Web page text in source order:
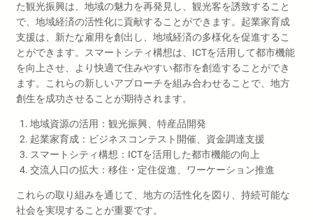
た観光振興は、地域の魅力を再発見し、観光客を誘致すること
で、地域経済の活性化に貢献することができます。起業家育成
支援は、新たな雇用を創出し、地域経済の多様化を促進するこ
とができます。スマートシティ構想は、ICTを活用して都市機能
を向上させ、より快適で住みやすい都市を創造することができ
ます。これらの新しいアプローチを組み合わせることで、地方
創生を成功させることが期待されます。
地域資源の活用：観光振興、特産品開発
起業家育成：ビジネスコンテスト開催、資金調達支援
スマートシティ構想：ICTを活用した都市機能の向上
交流人口の拡大：移住・定住促進、ワーケーション推進
これらの取り組みを通じて、地方の活性化を図り、持続可能な
社会を実現することが重要です。